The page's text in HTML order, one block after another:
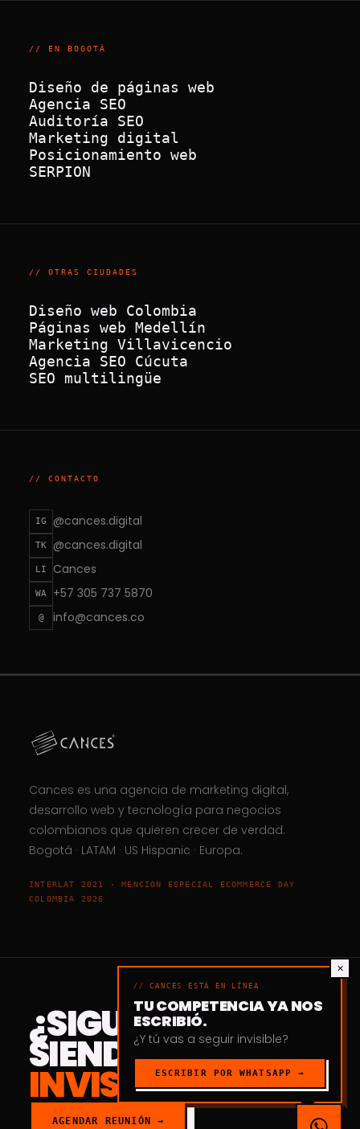
// EN BOGOTÁ
Diseño de páginas web
Agencia SEO
Auditoría SEO
Marketing digital
Posicionamiento web
SERPION
// OTRAS CIUDADES
Diseño web Colombia
Páginas web Medellín
Marketing Villavicencio
Agencia SEO Cúcuta
SEO multilingüe
// CONTACTO
IG @cances.digital
TK @cances.digital
LI Cances
WA +57 305 737 5870
@ info@cances.co
Cances es una agencia de marketing digital,
desarrollo web y tecnología para negocios
colombianos que quieren crecer de verdad.
Bogotá · LATAM · US Hispanic · Europa.
INTERLAT 2021 · MENCIÓN ESPECIAL ECOMMERCE DAY
COLOMBIA 2026
¿SIGUES
SIENDO
INVISIBLE?
AGENDAR REUNIÓN →
✕
// CANCES ESTÁ EN LÍNEA
TU COMPETENCIA YA NOS
ESCRIBIÓ.
¿Y tú vas a seguir invisible?
ESCRIBIR POR WHATSAPP →